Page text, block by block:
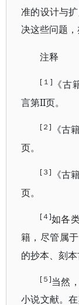
准的设计与
决这些问题，
注释
[１] 《古
言第II页。
[２] 《古
页。
[３] 《古
页。
[４]如各
籍，尽管属于
的抄本、刻本
[５]当然
小说文献。